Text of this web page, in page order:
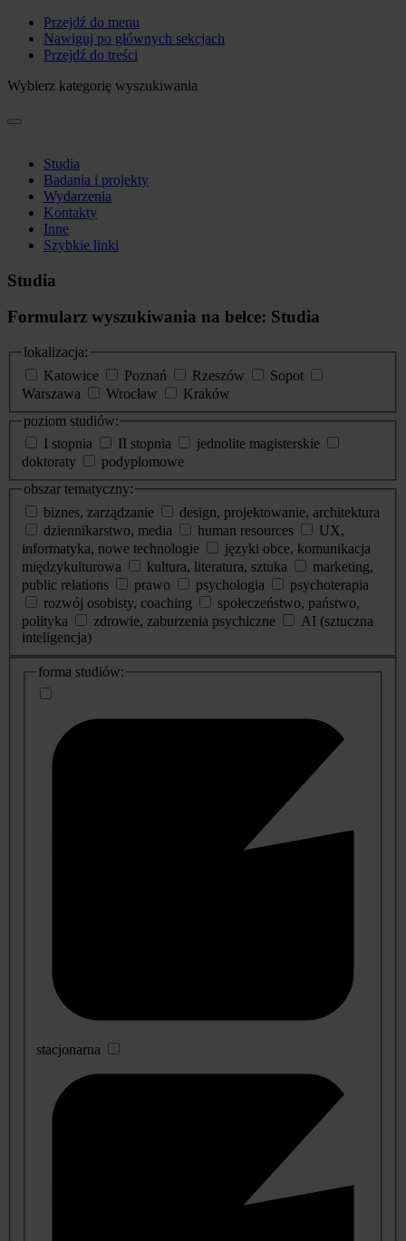
Przejdź do menu
Nawiguj po głównych sekcjach
Przejdź do treści
Wybierz kategorię wyszukiwania
Studia
Badania i projekty
Wydarzenia
Kontakty
Inne
Szybkie linki
Studia
Formularz wyszukiwania na belce: Studia
lokalizacja:
Katowice
Poznań Rzeszów
Sopot
Warszawa
Wrocław
Kraków
poziom studiów:
I stopnia
II stopnia
jednolite magisterskie
doktoraty
podyplomowe
obszar tematyczny:
biznes, zarządzanie
design, projektowanie, architektura
dziennikarstwo, media
human resources
UX,
informatyka, nowe technologie
języki obce, komunikacja
międzykulturowa
kultura, literatura, sztuka
marketing,
public relations
prawo psychologia
psychoterapia
rozwój osobisty, coaching
społeczeństwo, państwo,
polityka
zdrowie, zaburzenia psychiczne
AI (sztuczna
inteligencja)
dodatkowe
informacje
forma studiów:
stacjonarna